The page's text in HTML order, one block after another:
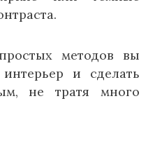
методов вы
и сделать
не тратя много